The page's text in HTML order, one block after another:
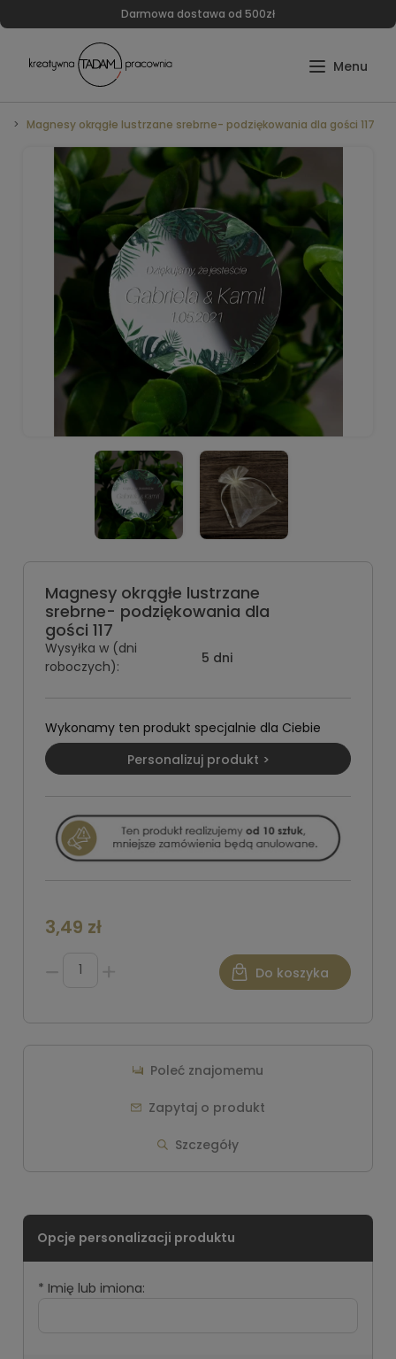
Darmowa dostawa od 500zł
Magnesy okrągłe lustrzane srebrne- podziękowania dla gości 117
Magnesy okrągłe lustrzane
srebrne- podziękowania dla
gości 117
Wysyłka w (dni
roboczych):
5 dni
Wykonamy ten produkt specjalnie dla Ciebie
Personalizuj produkt >
* Imię lub imiona:
3,49 zł
Do koszyka
Szczegóły
Zapytaj o produkt
Poleć znajomemu